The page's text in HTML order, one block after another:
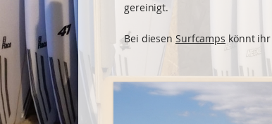
gereinigt.
Bei diesen Surfcamps könnt